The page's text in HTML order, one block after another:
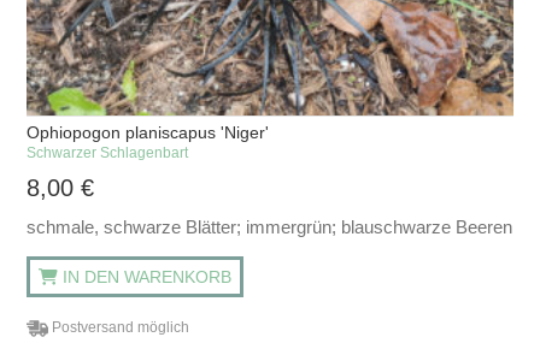
Ophiopogon planiscapus 'Niger'
Schwarzer Schlagenbart
8,00€
schmale, schwarze Blätter; immergrün; blauschwarze Beeren
IN DEN WARENKORB
Postversand möglich